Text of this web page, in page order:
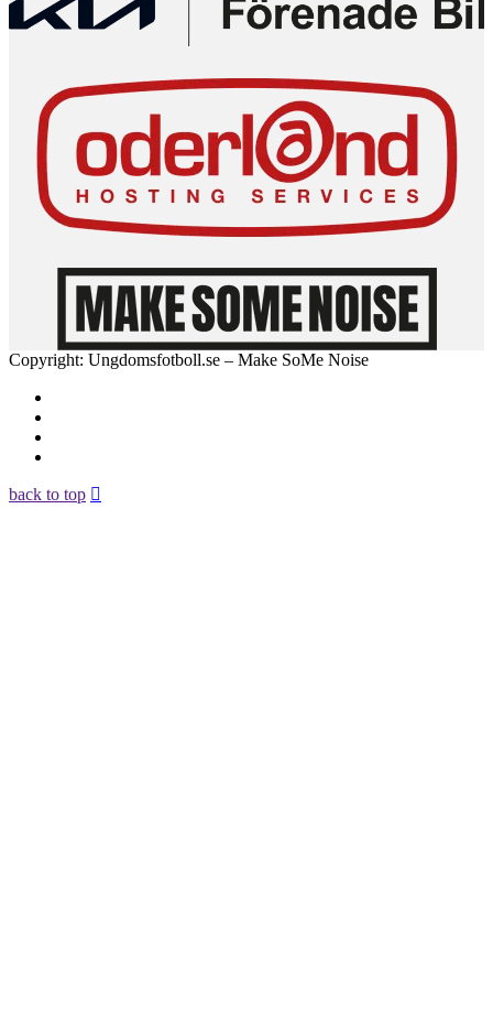
Copyright: Ungdomsfotboll.se – Make SoMe Noise
back to top